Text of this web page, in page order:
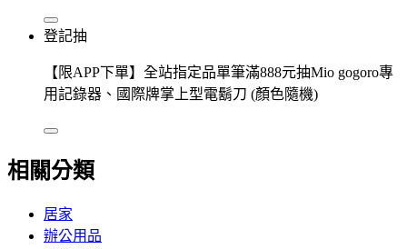
登記抽
【限APP下單】全站指定品單筆滿888元抽Mio gogoro專
用記錄器、國際牌掌上型電鬍刀 (顏色隨機)
相關分類
居家
辦公用品